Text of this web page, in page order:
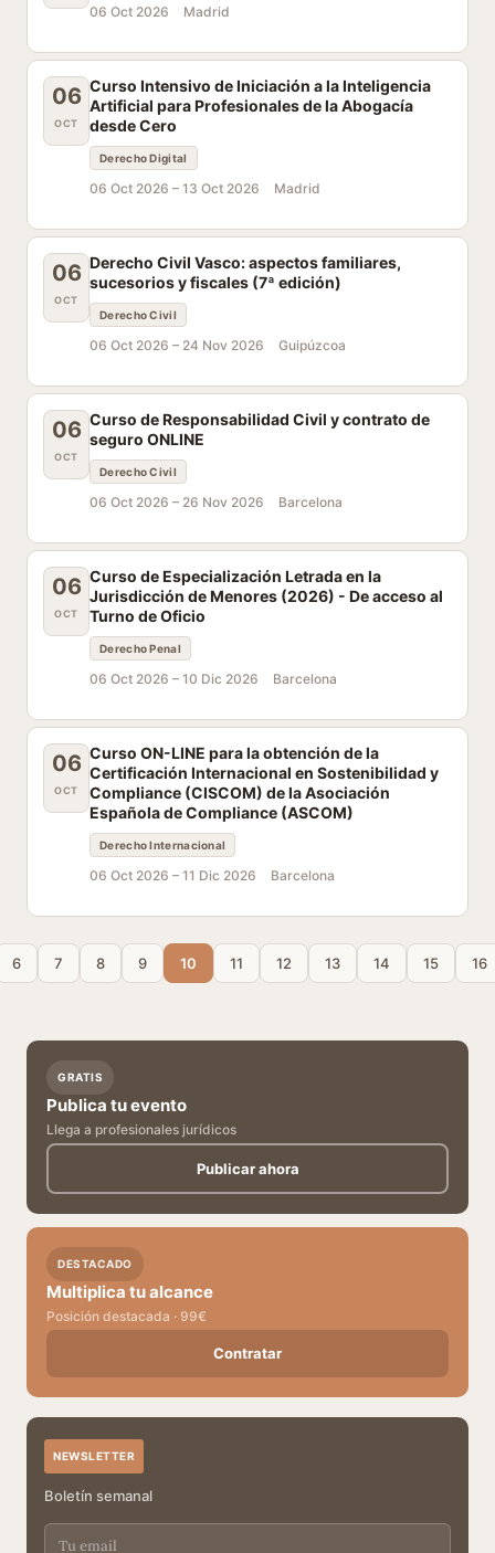
06 Oct 2026 Madrid
06
OCT
Curso Intensivo de Iniciación a la Inteligencia
Artificial para Profesionales de la Abogacía
desde Cero
Derecho Digital
06 Oct 2026 – 13 Oct 2026 Madrid
06
OCT
Derecho Civil Vasco: aspectos familiares,
sucesorios y fiscales (7ª edición)
Derecho Civil
06 Oct 2026 – 24 Nov 2026 Guipúzcoa
06
OCT
Curso de Responsabilidad Civil y contrato de
seguro ONLINE
Derecho Civil
06 Oct 2026 – 26 Nov 2026 Barcelona
06
OCT
Curso de Especialización Letrada en la
Jurisdicción de Menores (2026) - De acceso al
Turno de Oficio
Derecho Penal
06 Oct 2026 – 10 Dic 2026 Barcelona
06
OCT
Curso ON-LINE para la obtención de la
Certificación Internacional en Sostenibilidad y
Compliance (CISCOM) de la Asociación
Española de Compliance (ASCOM)
Derecho Internacional
06 Oct 2026 – 11 Dic 2026 Barcelona
6 7 8 9 10 11 12 13 14 15 16
GRATIS
Publica tu evento
Llega a profesionales jurídicos
Publicar ahora
DESTACADO
Multiplica tu alcance
Posición destacada · 99€
Contratar
NEWSLETTER
Boletín semanal